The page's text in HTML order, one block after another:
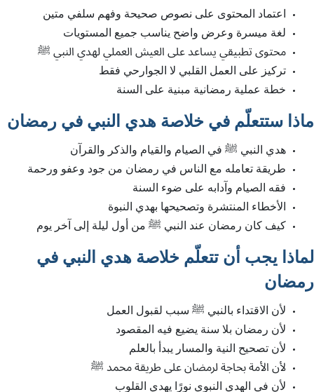
اعتماد المحتوى على نصوص صحيحة وفهم سلفي متين
لغة ميسرة وعرض واضح يناسب جميع المستويات
محتوى تطبيقي يساعد على العيش العملي لهدي النبي ﷺ
تركيز على العمل القلبي لا الجوارحي فقط
خطة عملية رمضانية مبنية على السنة
ماذا ستتعلّم في خلاصة هدي النبي في رمضان
هدي النبي ﷺ في الصيام والقيام والذكر والقرآن
طريقة تعامله مع الناس في رمضان من جود وعفو ورحمة
فقه الصيام وآدابه على ضوء السنة
الأخطاء المنتشرة وتصحيحها بهدي النبوة
كيف كان رمضان عند النبي ﷺ من أول ليلة إلى آخر يوم
لماذا يجب أن تتعلّم خلاصة هدي النبي في
رمضان
لأن الاقتداء بالنبي ﷺ سبب لقبول العمل
لأن رمضان بلا سنة يضيع فيه المقصود
لأن تصحيح النية والمسار يبدأ بالعلم
لأن الأمة بحاجة لرمضان على طريقة محمد ﷺ
لأن في الهدي النبوي نورًا يهدي القلوب